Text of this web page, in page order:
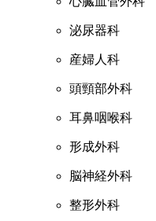
泌尿器科
産婦人科
頭頸部外科
耳鼻咽喉科
形成外科
脳神経外科
整形外科